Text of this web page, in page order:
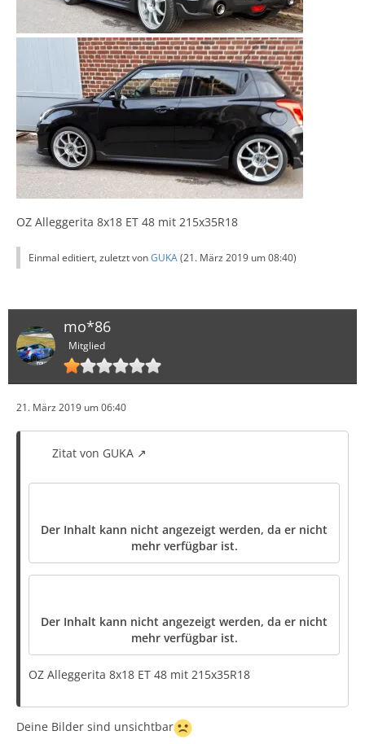
OZ Alleggerita 8x18 ET 48 mit 215x35R18
Einmal editiert, zuletzt vonGUKA(21. März 2019 um 08:40)
mo*86
Mitglied
21. März 2019 um 06:40
Zitat von GUKA
Der Inhalt kann nicht angezeigt werden, da er nicht
mehr verfügbar ist.
Der Inhalt kann nicht angezeigt werden, da er nicht
mehr verfügbar ist.
OZ Alleggerita 8x18 ET 48 mit 215x35R18
Deine Bilder sind unsichtbar